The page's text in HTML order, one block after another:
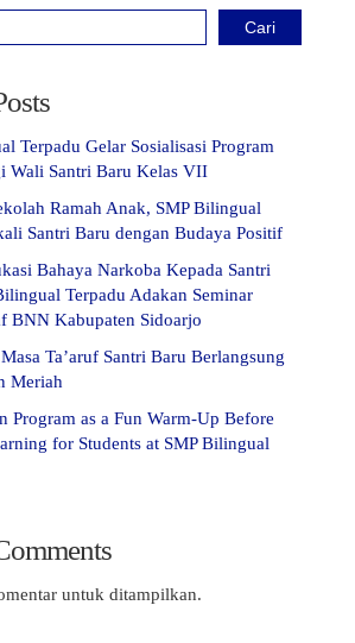
Cari
Terpadu Gelar Sosialisasi Program
Wali Santri Baru Kelas VII
Ramah Anak, SMP Bilingual
Santri Baru dengan Budaya Positif
Bahaya Narkoba Kepada Santri
Terpadu Adakan Seminar
BNN Kabupaten Sidoarjo
Ta’aruf Santri Baru Berlangsung
Meriah
Program as a Fun Warm-Up Before
for Students at SMP Bilingual
untuk ditampilkan.